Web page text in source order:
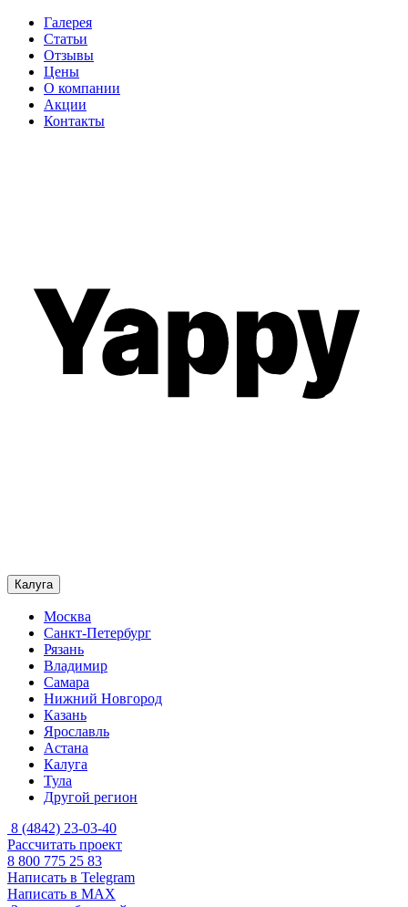
Галерея
Статьи
Отзывы
Цены
О компании
Акции
Контакты
Калуга
Москва
Санкт-Петербург
Рязань
Владимир
Самара
Нижний Новгород
Казань
Ярославль
Астана
Калуга
Тула
Другой регион
8 (4842) 23-03-40
Рассчитать проект
8 800 775 25 83
Написать в Telegram
Написать в MAX